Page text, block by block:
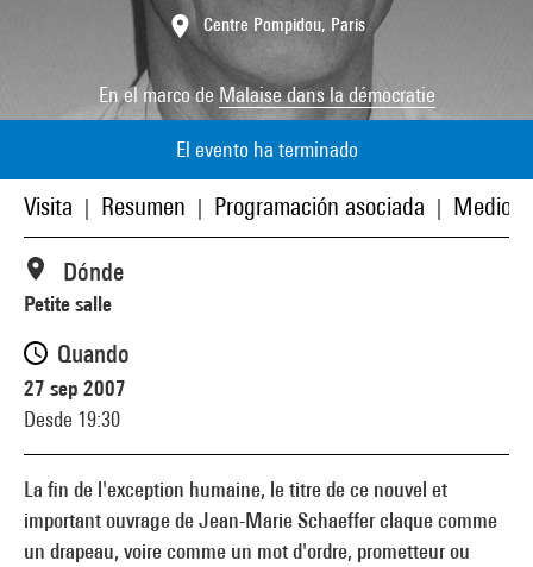
Centre Pompidou, Paris
En el marco de Malaise dans la démocratie
El evento ha terminado
Visita Resumen Programación asociada Medios
La fin de l'exception humaine, le titre de ce nouvel et
important ouvrage de Jean-Marie Schaeffer claque comme
un drapeau, voire comme un mot d'ordre, prometteur ou
Dónde
Petite salle
Quando
27 sep 2007
Desde 19:30